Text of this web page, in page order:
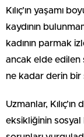
Kılıç’ın yaşamı
kaydının
kadının parmak
ancak elde edilen
ne kadar derin
Uzmanlar,
eksikliğinin sosyal